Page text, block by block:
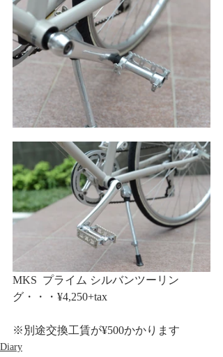
MKS  プライム シルバンツーリン
グ・・・¥4,250+tax
※別途交換工賃が¥500かかります
Diary